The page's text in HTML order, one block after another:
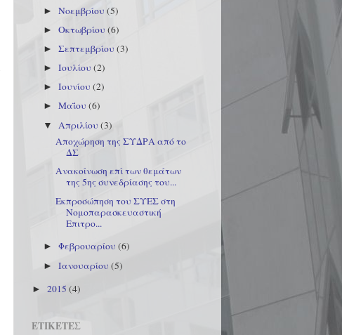
►Νοεμβρίου(5)
►Οκτωβρίου(6)
►Σεπτεμβρίου(3)
►Ιουλίου(2)
►Ιουνίου(2)
►Μαΐου(6)
▼ Απριλίου(3)
Αποχώρηση της ΣΥΔΡΑ από το
ΔΣ
Ανακοίνωση επί των θεμάτων
της 5ης συνεδρίασης του...
Εκπροσώπηση του ΣΥΕΣ στη
Νομοπαρασκευαστική
Επιτρο...
►Φεβρουαρίου(6)
►Ιανουαρίου(5)
► 2015 (4)
ΕΤΙΚΕΤΕΣ